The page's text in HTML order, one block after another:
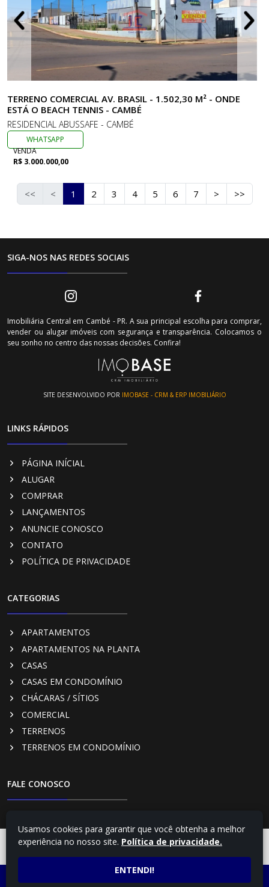
TERRENO COMERCIAL AV. BRASIL - 1.502,30 M² - ONDE
ESTÁ O BEACH TENNIS - CAMBÉ
RESIDENCIAL ABUSSAFE - CAMBÉ
WHATSAPP
VENDA
R$ 3.000.000,00
<< < 1 2 3 4 5 6 7 > >>
SIGA-NOS NAS REDES SOCIAIS
Imobiliária Central em Cambé - PR. A sua principal escolha para comprar,
vender ou alugar imóveis com segurança e transparência. Colocamos o
seu sonho no centro das nossas decisões. Confira!
SITE DESENVOLVIDO POR IMOBASE - CRM & ERP IMOBILIÁRIO
LINKS RÁPIDOS
PÁGINA INÍCIAL
ALUGAR
COMPRAR
LANÇAMENTOS
ANUNCIE CONOSCO
CONTATO
POLÍTICA DE PRIVACIDADE
CATEGORIAS
APARTAMENTOS
APARTAMENTOS NA PLANTA
CASAS
CASAS EM CONDOMÍNIO
CHÁCARAS / SÍTIOS
COMERCIAL
TERRENOS
TERRENOS EM CONDOMÍNIO
FALE CONOSCO
(43) 3254-4348
(43) 99169-3782 - Vendas
imobiliariacentral@uol.com.br
FALE COM UMCONSULTOR
ATENDIMENTO POR
Usamos cookies para garantir que você obtenha a melhor
experiência no nosso site. Política de privacidade.
ENTENDI!